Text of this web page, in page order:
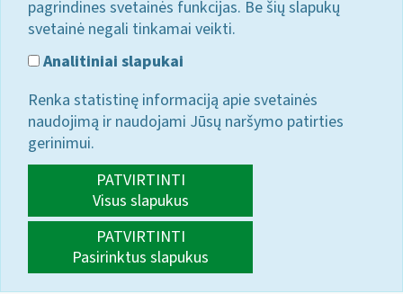
pagrindines svetainės funkcijas. Be šių slapukų
svetainė negali tinkamai veikti.
Analitiniai slapukai
Renka statistinę informaciją apie svetainės
naudojimą ir naudojami Jūsų naršymo patirties
gerinimui.
PATVIRTINTI
Visus slapukus
PATVIRTINTI
Pasirinktus slapukus